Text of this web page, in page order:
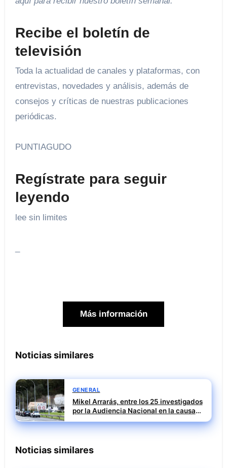
Recibe el boletín de
televisión
Toda la actualidad de canales y plataformas, con
entrevistas, novedades y análisis, además de
consejos y críticas de nuestras publicaciones
periódicas.
PUNTIAGUDO
Regístrate para seguir
leyendo
lee sin limites
Más información
Noticias similares
GENERAL
Mikel Arrarás, entre los 25 investigados
por la Audiencia Nacional en la causa
SEPI del caso Leire
Noticias similares